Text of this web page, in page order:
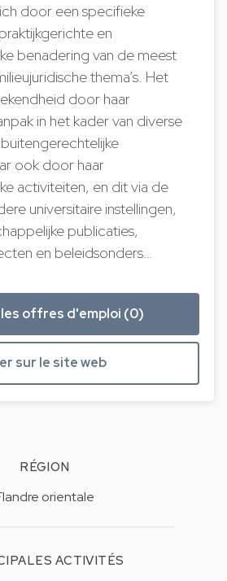
door een specifieke
en
benadering van de meest
thema’s. Het
door haar
in het kader van diverse
ook door haar
activiteiten, en dit via de
universitaire instellingen,
publicaties,
en beleidsonders…
offres d'emploi (0)
sur le site web
RÉGION
orientale
ACTIVITÉS